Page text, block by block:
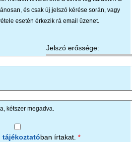
és csak új jelszó kérése során, vagy
esetén érkezik rá email üzenet.
Jelszó erőssége:
kétszer megadva.
tájékoztató ban írtakat. *